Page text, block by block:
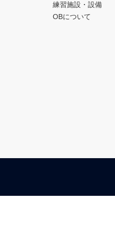
練習施設・設備
OBについて